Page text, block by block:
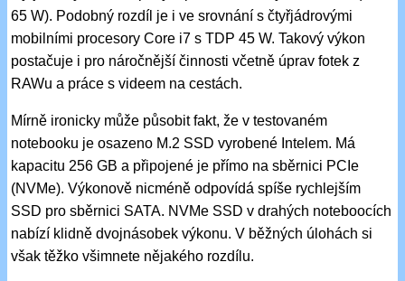
65 W). Podobný rozdíl je i ve srovnání s čtyřjádrovými
mobilními procesory Core i7 s TDP 45 W. Takový výkon
postačuje i pro náročnější činnosti včetně úprav fotek z
RAWu a práce s videem na cestách.
Mírně ironicky může působit fakt, že v testovaném
notebooku je osazeno M.2 SSD vyrobené Intelem. Má
kapacitu 256 GB a připojené je přímo na sběrnici PCIe
(NVMe). Výkonově nicméně odpovídá spíše rychlejším
SSD pro sběrnici SATA. NVMe SSD v drahých noteboocích
nabízí klidně dvojnásobek výkonu. V běžných úlohách si
však těžko všimnete nějakého rozdílu.